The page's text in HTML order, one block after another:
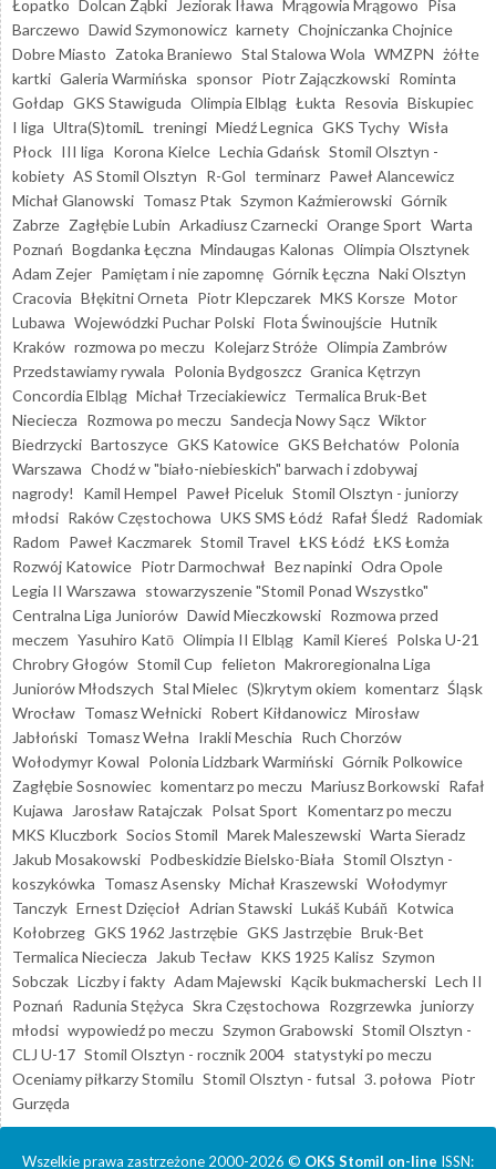
Łopatko Dolcan Ząbki Jeziorak Iława Mrągowia Mrągowo Pisa
Barczewo Dawid Szymonowicz karnety Chojniczanka Chojnice
Dobre Miasto Zatoka Braniewo Stal Stalowa Wola WMZPN żółte
kartki Galeria Warmińska sponsor Piotr Zajączkowski Rominta
Gołdap GKS Stawiguda Olimpia Elbląg Łukta Resovia Biskupiec
I liga Ultra(S)tomiL treningi Miedź Legnica GKS Tychy Wisła
Płock III liga Korona Kielce Lechia Gdańsk Stomil Olsztyn -
kobiety AS Stomil Olsztyn R-Gol terminarz Paweł Alancewicz
Michał Glanowski Tomasz Ptak Szymon Kaźmierowski Górnik
Zabrze Zagłębie Lubin Arkadiusz Czarnecki Orange Sport Warta
Poznań Bogdanka Łęczna Mindaugas Kalonas Olimpia Olsztynek
Adam Zejer Pamiętam i nie zapomnę Górnik Łęczna Naki Olsztyn
Cracovia Błękitni Orneta Piotr Klepczarek MKS Korsze Motor
Lubawa Wojewódzki Puchar Polski Flota Świnoujście Hutnik
Kraków rozmowa po meczu Kolejarz Stróże Olimpia Zambrów
Przedstawiamy rywala Polonia Bydgoszcz Granica Kętrzyn
Concordia Elbląg Michał Trzeciakiewicz Termalica Bruk-Bet
Nieciecza Rozmowa po meczu Sandecja Nowy Sącz Wiktor
Biedrzycki Bartoszyce GKS Katowice GKS Bełchatów Polonia
Warszawa Chodź w "biało-niebieskich" barwach i zdobywaj
nagrody!
Kamil Hempel Paweł Piceluk Stomil Olsztyn - juniorzy
młodsi Raków Częstochowa UKS SMS Łódź Rafał Śledź Radomiak
Radom Paweł Kaczmarek Stomil Travel ŁKS Łódź ŁKS Łomża
Rozwój Katowice Piotr Darmochwał Bez napinki Odra Opole
Legia II Warszawa stowarzyszenie "Stomil Ponad Wszystko"
Centralna Liga Juniorów Dawid Mieczkowski Rozmowa przed
meczem Yasuhiro Katō Olimpia II Elbląg Kamil Kiereś Polska U-21
Chrobry Głogów Stomil Cup felieton Makroregionalna Liga
Juniorów Młodszych Stal Mielec (S)krytym okiem komentarz Śląsk
Wrocław Tomasz Wełnicki Robert Kiłdanowicz Mirosław
Jabłoński Tomasz Wełna Irakli Meschia Ruch Chorzów
Wołodymyr Kowal Polonia Lidzbark Warmiński Górnik Polkowice
Zagłębie Sosnowiec komentarz po meczu Mariusz Borkowski Rafał
Kujawa
Jarosław Ratajczak Polsat Sport Komentarz po meczu
MKS Kluczbork Socios Stomil Marek Maleszewski Warta Sieradz
Jakub Mosakowski Podbeskidzie Bielsko-Biała Stomil Olsztyn -
koszykówka Tomasz Asensky Michał Kraszewski Wołodymyr
Tanczyk Ernest Dzięcioł Adrian Stawski Lukáš Kubáň Kotwica
Kołobrzeg GKS 1962 Jastrzębie GKS Jastrzębie Bruk-Bet
Termalica Nieciecza
Jakub Tecław KKS 1925 Kalisz Szymon
Sobczak Liczby i fakty Adam Majewski Kącik bukmacherski Lech II
Poznań Radunia Stężyca Skra Częstochowa Rozgrzewka juniorzy
młodsi wypowiedź po meczu Szymon Grabowski Stomil Olsztyn -
CLJ U-17 Stomil Olsztyn - rocznik 2004 statystyki po meczu
Oceniamy piłkarzy Stomilu Stomil Olsztyn - futsal 3. połowa Piotr
Gurzęda
Wszelkie prawa zastrzeżone 2000-2026 © OKS Stomil on-line ISSN: